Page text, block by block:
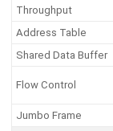
Throughput
Address Table
Shared Data Buffer
Flow Control
Jumbo Frame